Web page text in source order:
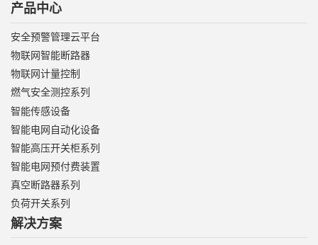
产品中心
安全预警管理云平台
物联网智能断路器
物联网计量控制
燃气安全测控系列
智能传感设备
智能电网自动化设备
智能高压开关柜系列
智能电网预付费装置
真空断路器系列
负荷开关系列
解决方案